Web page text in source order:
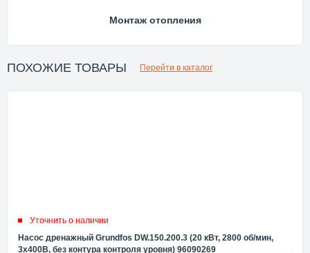
Монтаж отопления
ПОХОЖИЕ ТОВАРЫ Перейти в каталог
Уточнить о наличии
Насос дренажный Grundfos DW.150.200.3 (20 кВт, 2800 об/мин,
3x400В, без контура контроля уровня) 96090269